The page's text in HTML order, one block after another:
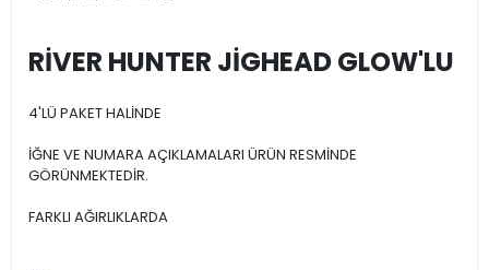
RİVER HUNTER JİGHEAD GLOW'LU
4'LÜ PAKET HALİNDE
İĞNE VE NUMARA AÇIKLAMALARI ÜRÜN RESMİNDE
GÖRÜNMEKTEDİR.
FARKLI AĞIRLIKLARDA